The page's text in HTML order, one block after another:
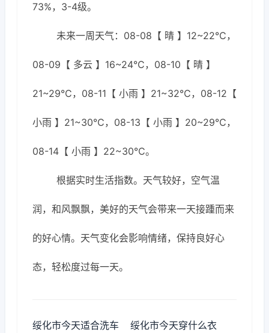
73%，3-4级。
未来一周天气：08-08【 晴 】12~22℃，
08-09【 多云 】16~24℃，08-10【 晴 】
21~29℃，08-11【 小雨 】21~32℃，08-12【
小雨 】21~30℃，08-13【 小雨 】20~29℃，
08-14【 小雨 】22~30℃。
根据实时生活指数。天气较好，空气温
润，和风飘飘，美好的天气会带来一天接踵而来
的好心情。天气变化会影响情绪，保持良好心
态，轻松度过每一天。
绥化市今天适合洗车 绥化市今天穿什么衣